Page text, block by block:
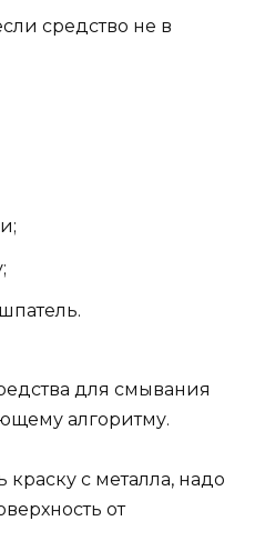
средство не в
для смывания
алгоритму.
краску с металла, надо
от